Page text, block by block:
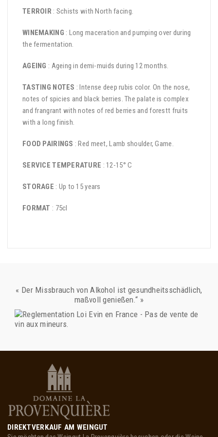
TERROIR : Schists with North facing.
WINEMAKING : Long maceration and pumping over during
the fermentation.
AGEING : Ageing in demi-muids during 12 months.
TASTING NOTES : Intense deep rubis color. On the nose,
notes of spicies and black berries. The palate is complex
and frangrant with notes of red berries and forestt fruits
with a long finish.
FOOD PAIRINGS : Red meet, Lamb shoulder, Game.
SERVICE TEMPERATURE : 12-15° C
STORAGE : Up to 15 years
FORMAT : 75cl
« Der Missbrauch von Alkohol ist gesundheitsschädlich,
maßvoll genießen.“ »
DIREKTVERKAUF AM WEINGUT